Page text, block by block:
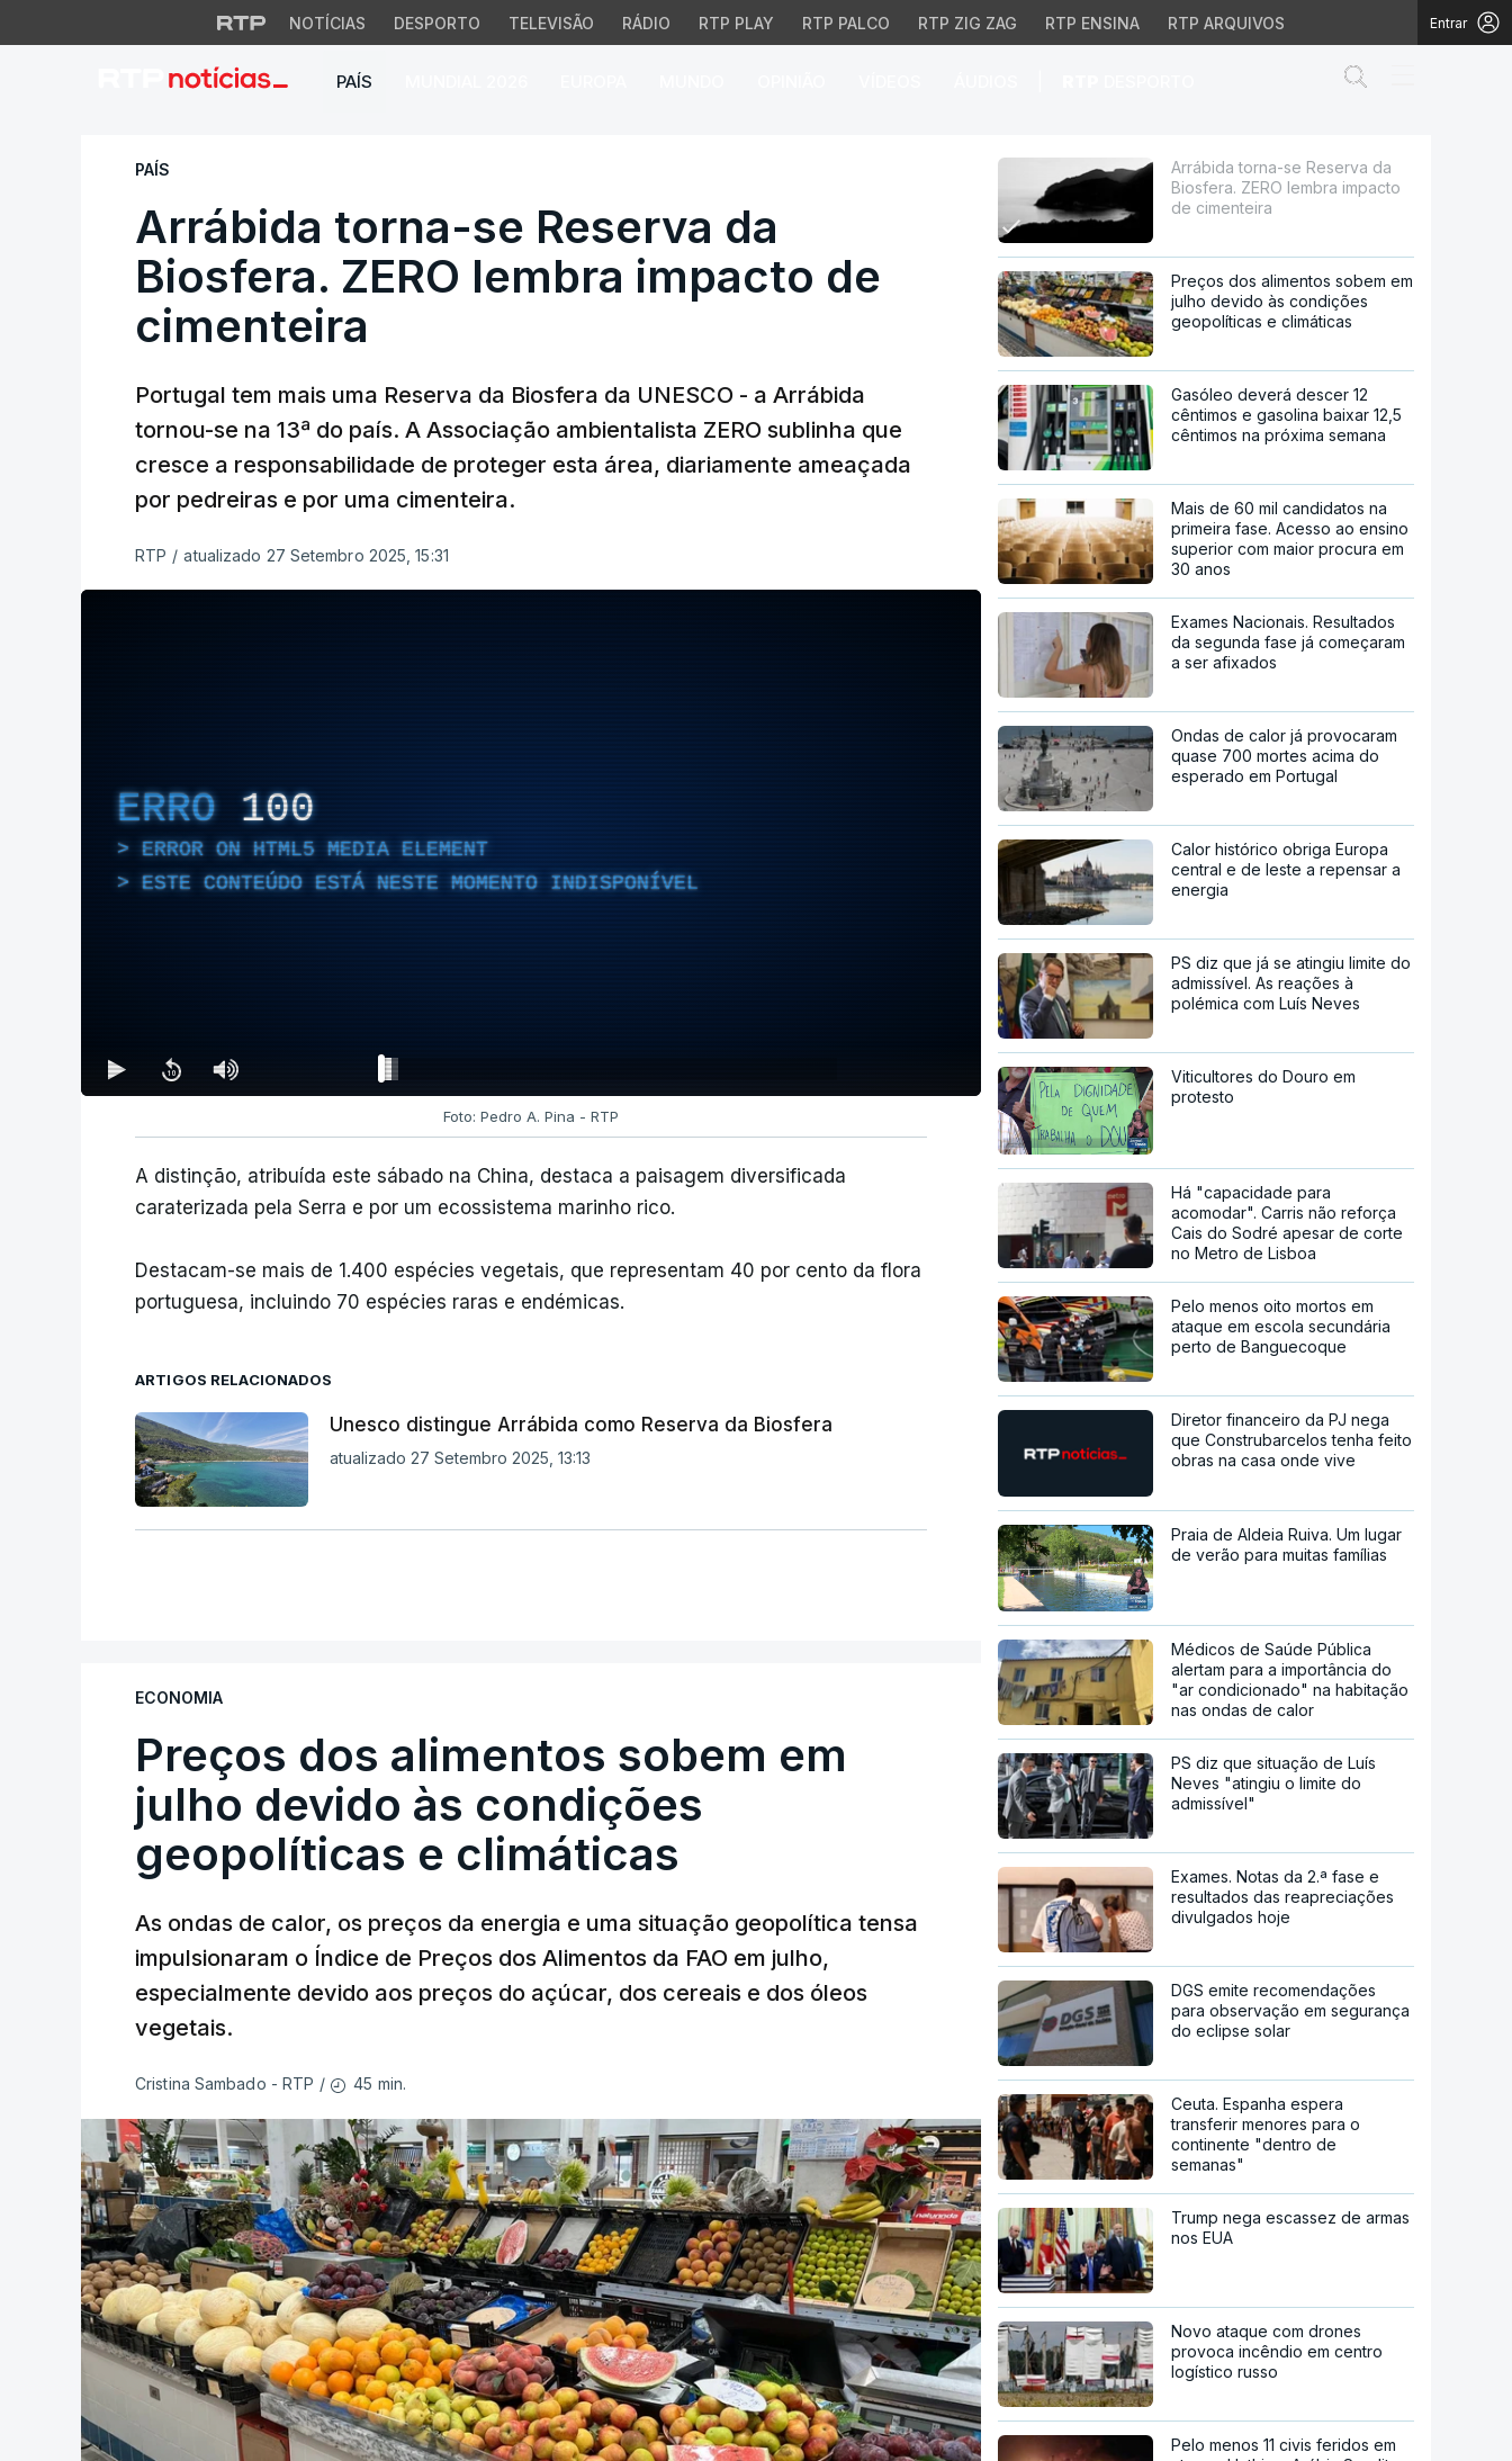
NOTÍCIAS DESPORTO TELEVISÃO RÁDIO RTP PLAY RTP PALCO RTP ZIG ZAG RTP ENSINA RTP ARQUIVOS Entrar
PAÍS
Arrábida torna-se Reserva da Biosfera. ZERO lembra impacto de
PAÍS
Arrábida torna-se Reserva da
Biosfera. ZERO lembra impacto de
cimenteira
Portugal tem mais uma Reserva da Biosfera da UNESCO - a Arrábida
tornou-se na 13ª do país. A Associação ambientalista ZERO sublinha que
cresce a responsabilidade de proteger esta área, diariamente ameaçada
por pedreiras e por uma cimenteira.
RTP / atualizado 27 Setembro 2025, 15:31
ERRO 100
ERROR ON HTML5 MEDIA ELEMENT
ESTE CONTEÚDO ESTÁ NESTE MOMENTO INDISPONÍVEL
Foto: Pedro A. Pina - RTP
A distinção, atribuída este sábado na China, destaca a paisagem diversificada
caraterizada pela Serra e por um ecossistema marinho rico.
Destacam-se mais de 1.400 espécies vegetais, que representam 40 por cento da flora
portuguesa, incluindo 70 espécies raras e endémicas.
ARTIGOS RELACIONADOS
Unesco distingue Arrábida como Reserva da Biosfera
atualizado 27 Setembro 2025, 13:13
ECONOMIA
Preços dos alimentos sobem em
julho devido às condições
geopolíticas e climáticas
As ondas de calor, os preços da energia e uma situação geopolítica tensa
impulsionaram o Índice de Preços dos Alimentos da FAO em julho,
especialmente devido aos preços do açúcar, dos cereais e dos óleos
vegetais.
Cristina Sambado - RTP / 45 min.
Arrábida torna-se Reserva da
Biosfera. ZERO lembra impacto
de cimenteira
Preços dos alimentos sobem em
julho devido às condições
geopolíticas e climáticas
Gasóleo deverá descer 12
cêntimos e gasolina baixar 12,5
cêntimos na próxima semana
Mais de 60 mil candidatos na
primeira fase. Acesso ao ensino
superior com maior procura em
30 anos
Exames Nacionais. Resultados
da segunda fase já começaram
a ser afixados
Ondas de calor já provocaram
quase 700 mortes acima do
esperado em Portugal
Calor histórico obriga Europa
central e de leste a repensar a
energia
PS diz que já se atingiu limite do
admissível. As reações à
polémica com Luís Neves
Viticultores do Douro em
protesto
Há "capacidade para
acomodar". Carris não reforça
Cais do Sodré apesar de corte
no Metro de Lisboa
Pelo menos oito mortos em
ataque em escola secundária
perto de Banguecoque
Diretor financeiro da PJ nega
que Construbarcelos tenha feito
obras na casa onde vive
Praia de Aldeia Ruiva. Um lugar
de verão para muitas famílias
Médicos de Saúde Pública
alertam para a importância do
"ar condicionado" na habitação
nas ondas de calor
PS diz que situação de Luís
Neves "atingiu o limite do
admissível"
Exames. Notas da 2.ª fase e
resultados das reapreciações
divulgados hoje
DGS emite recomendações
para observação em segurança
do eclipse solar
Ceuta. Espanha espera
transferir menores para o
continente "dentro de
semanas"
Trump nega escassez de armas
nos EUA
Novo ataque com drones
provoca incêndio em centro
logístico russo
Pelo menos 11 civis feridos em